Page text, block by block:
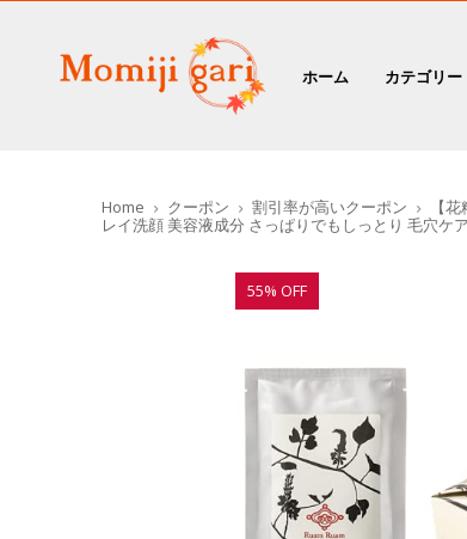
ホーム カテゴリー
Home クーポン 割引率が高いクーポン
【
レイ洗顔 美容液成分 さっぱりでもしっとり 毛穴ケ
55% OFF